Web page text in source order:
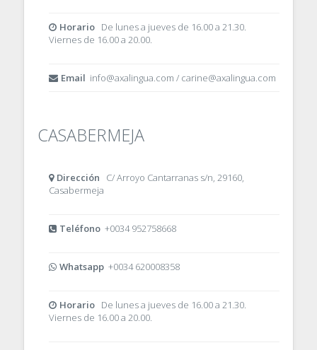
HorarioDe lunes a jueves de 16.00 a 21.30.
Viernes de 16.00 a 20.00.
Email info@axalingua.com / carine@axalingua.com
CASABERMEJA
Dirección C/ Arroyo Cantarranas s/n, 29160,
Casabermeja
Teléfono+0034 952758668
Whatsapp+0034 620008358
HorarioDe lunes a jueves de 16.00 a 21.30.
Viernes de 16.00 a 20.00.